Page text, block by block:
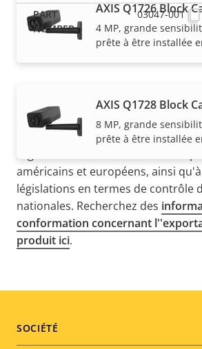
AXIS Q1726 Block
4 MP, grande
prête à être installée
AXIS Q1728 Block
8 MP, grande
prête à être installée
03047-001
REMARQUE
Les produits Axis peuvent être
réglementations de contrôle
américains et européens, ainsi
législations en termes de contrôle
nationales. Recherchez des
conformation concernant
produit ici.
Footer
SOCIÉTÉ